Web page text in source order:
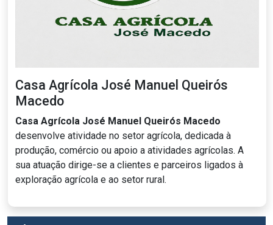
Casa Agrícola José Manuel Queirós
Macedo
Casa Agrícola José Manuel Queirós Macedo
desenvolve atividade no setor agrícola, dedicada à
produção, comércio ou apoio a atividades agrícolas. A
sua atuação dirige-se a clientes e parceiros ligados à
exploração agrícola e ao setor rural.